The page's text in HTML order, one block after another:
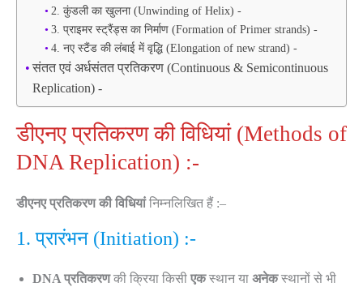
2. कुंडली का खुलना (Unwinding of Helix) -
3. प्राइमर स्ट्रैंड्स का निर्माण (Formation of Primer strands) -
4. नए स्टैंड की लंबाई में वृद्धि (Elongation of new strand) -
संतत एवं अर्धसंतत प्रतिकरण (Continuous & Semicontinuous
Replication) -
डीएनए प्रतिकरण की विधियां (Methods of
DNA Replication) :-
डीएनए प्रतिकरण की विधियांनिम्नलिखित हैं :–
1. प्रारंभन (Initiation) :-
DNA प्रतिकरणकी क्रिया किसी एकस्थान या अनेकस्थानों से भी